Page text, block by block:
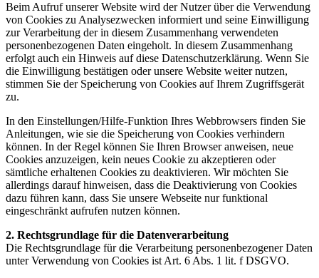
Beim Aufruf unserer Website wird der Nutzer über die Verwendung
von Cookies zu Analysezwecken informiert und seine Einwilligung
zur Verarbeitung der in diesem Zusammenhang verwendeten
personenbezogenen Daten eingeholt. In diesem Zusammenhang
erfolgt auch ein Hinweis auf diese Datenschutzerklärung. Wenn Sie
die Einwilligung bestätigen oder unsere Website weiter nutzen,
stimmen Sie der Speicherung von Cookies auf Ihrem Zugriffsgerät
zu.
In den Einstellungen/Hilfe-Funktion Ihres Webbrowsers finden Sie
Anleitungen, wie sie die Speicherung von Cookies verhindern
können. In der Regel können Sie Ihren Browser anweisen, neue
Cookies anzuzeigen, kein neues Cookie zu akzeptieren oder
sämtliche erhaltenen Cookies zu deaktivieren. Wir möchten Sie
allerdings darauf hinweisen, dass die Deaktivierung von Cookies
dazu führen kann, dass Sie unsere Webseite nur funktional
eingeschränkt aufrufen nutzen können.
2. Rechtsgrundlage für die Datenverarbeitung
Die Rechtsgrundlage für die Verarbeitung personenbezogener Daten
unter Verwendung von Cookies ist Art. 6 Abs. 1 lit. f DSGVO.